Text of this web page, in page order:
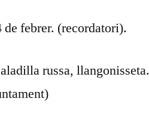
de febrer. (recordatori).
russa, llangonisseta.